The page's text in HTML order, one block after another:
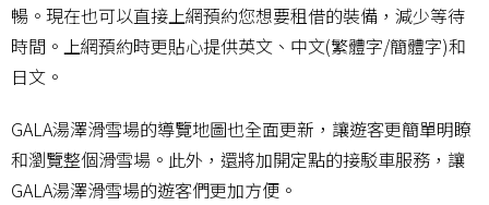
暢。現在也可以直接上網預約您想要租借的裝備，減少等待
時間。上網預約時更貼心提供英文、中文(繁體字/簡體字)和
日文。
GALA湯澤滑雪場的導覽地圖也全面更新，讓遊客更簡單明瞭
和瀏覽整個滑雪場。此外，還將加開定點的接駁車服務，讓
GALA湯澤滑雪場的遊客們更加方便。